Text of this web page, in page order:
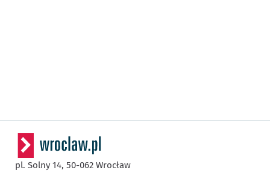
pl. Solny 14, 50-062 Wrocław